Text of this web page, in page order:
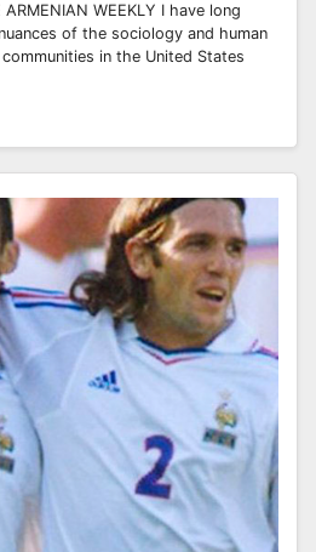
ARMENIAN WEEKLY I have long
of the sociology and human
in the United States